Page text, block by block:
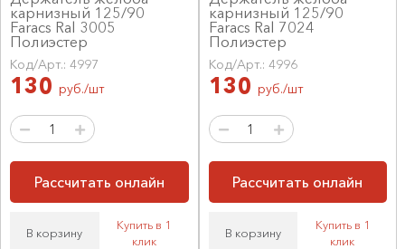
карнизный 125/90
Faracs Ral 3005
Полиэстер
Код/Арт.: 4997
130 руб./шт
Рассчитать онлайн
В корзину
Купить в 1
клик
карнизный 125/90
Faracs Ral 7024
Полиэстер
Код/Арт.: 4996
130 руб./шт
Рассчитать онлайн
В корзину
Купить в 1
клик